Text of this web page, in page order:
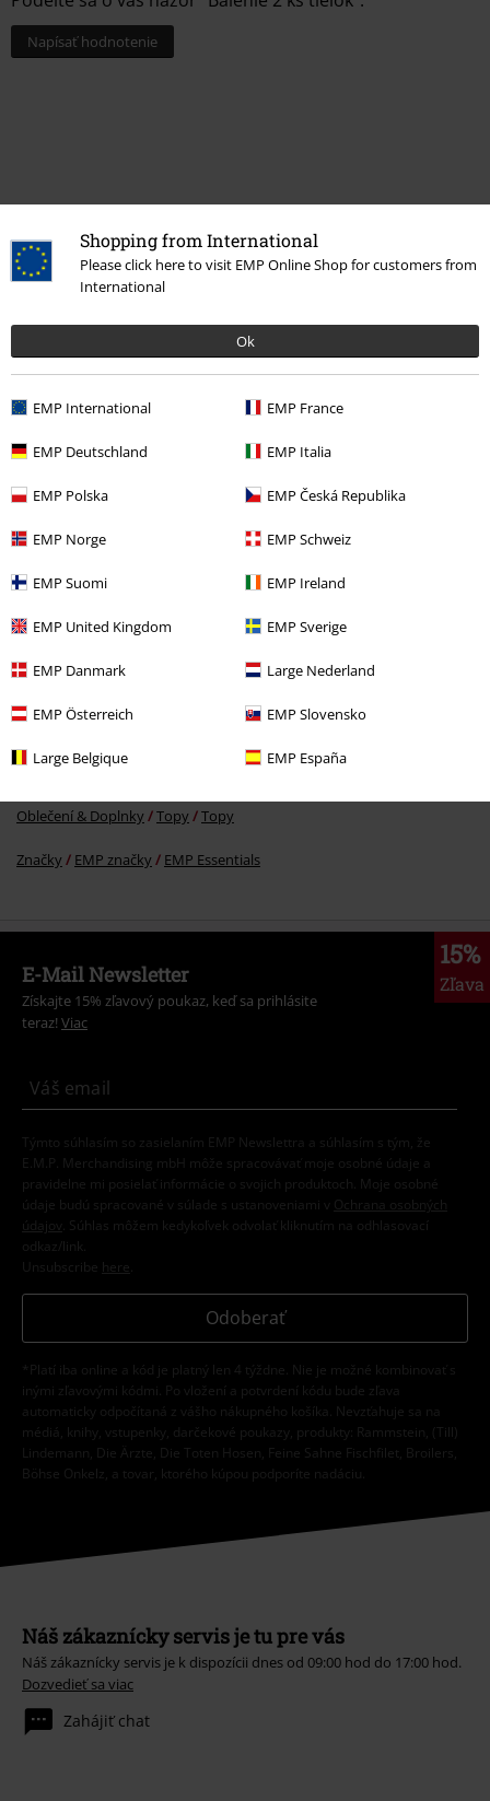
Shopping from International
Please click here to visit EMP Online Shop for customers from
International
Ok
EMP International EMP France
EMP Deutschland EMP Italia
EMP Polska EMP Česká Republika
EMP Norge EMP Schweiz
EMP Suomi EMP Ireland
EMP United Kingdom EMP Sverige
EMP Danmark Large Nederland
EMP Österreich EMP Slovensko
Large Belgique EMP España
Napísať hodnotenie
ZĽAVA 36%
Oblečení Tričká a topy
Oblečení & Doplnky Topy Topy
Značky EMP značky EMP Essentials
15%
Zľava
E-Mail Newsletter
Získajte 15% zľavový poukaz, keď sa prihlásite
teraz! Viac
Týmto súhlasím so zasielaním EMP Newslettra a súhlasím s tým, že
E.M.P. Merchandising mbH môže spracovávať moje osobné údaje a
pravidelne mi posielať informácie o svojich produktoch. Moje osobné
údaje budú spracované v súlade s ustanoveniami v
Ochrana osobných
údajov
. Súhlas môžem kedykoľvek odvolať kliknutím na odhlasovací
odkaz/link.
Unsubscribe here
Odoberať
*Platí iba online a kód je platný len 4 týždne. Nie je možné kombinovať s
inými zľavovými kódmi. Po vložení a potvrdení kódu bude zľava
automaticky odpočítaná z vášho nákupného košíka. Nevzťahuje sa na
médiá, knihy, vstupenky, darčekové poukazy, produkty: Rammstein, (Till)
Lindemann, Die Ärzte, Die Toten Hosen, Feine Sahne Fischfilet, Broilers,
Böhse Onkelz, a tovar, ktorého kúpou podporíte nadáciu.
Náš zákaznícky servis je tu pre vás
Náš zákaznícky servis je k dispozícii dnes od 09:00 hod do 17:00 hod.
Dozvedieť sa viac
Zahájiť chat